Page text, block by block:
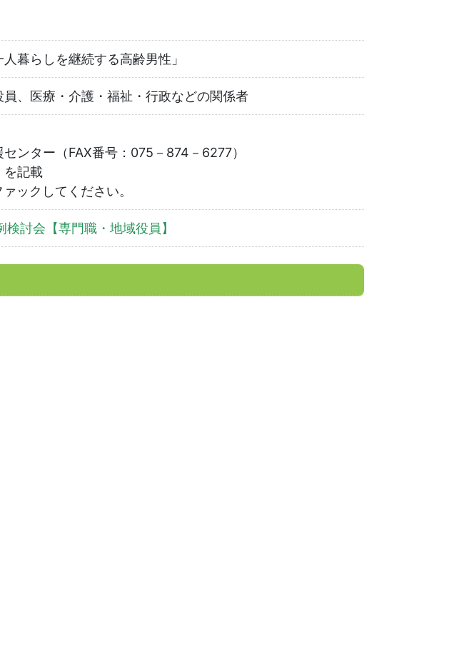
暮らしを継続する高齢男性」
、医療・介護・福祉・行政などの関係者
ンター（FAX番号：075－874－6277）
記載
クしてください。
討会【専門職・地域役員】